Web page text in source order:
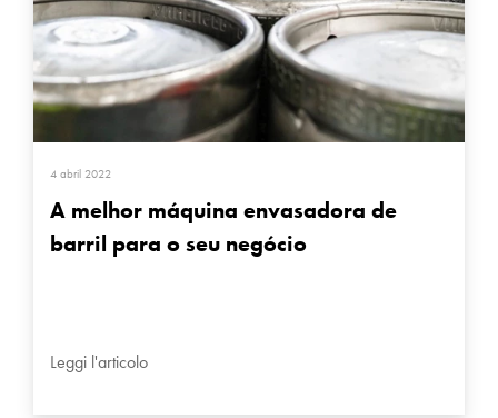
4 abril 2022
A melhor máquina envasadora de
barril para o seu negócio
Leggi l'articolo